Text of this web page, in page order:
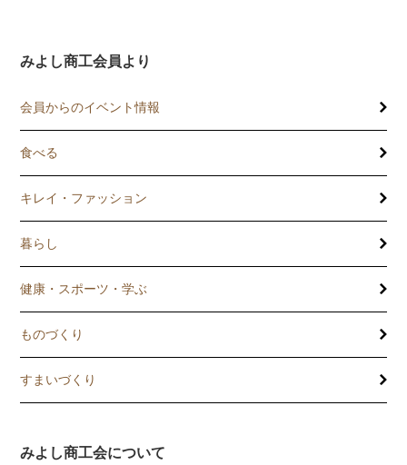
みよし商工会員より
会員からのイベント情報
食べる
キレイ・ファッション
暮らし
健康・スポーツ・学ぶ
ものづくり
すまいづくり
みよし商工会について